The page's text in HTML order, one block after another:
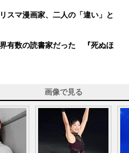
マ漫画家、二人の「違い」と
有数の読書家だった 『死ぬほ
画像で見る